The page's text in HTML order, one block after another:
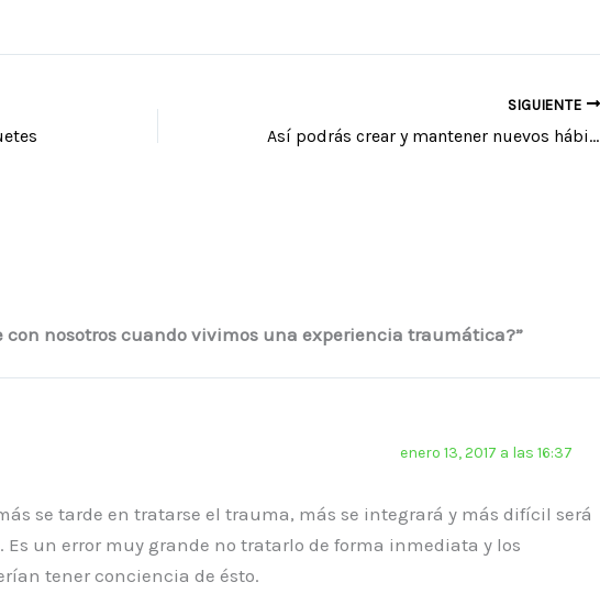
SIGUIENTE
Así podrás crear y mantener nuevos hábitos
con nosotros cuando vivimos una experiencia traumática?”
enero 13, 2017 a las 16:37
se tarde en tratarse el trauma, más se integrará y más difícil será
un error muy grande no tratarlo de forma inmediata y los
tener conciencia de ésto.